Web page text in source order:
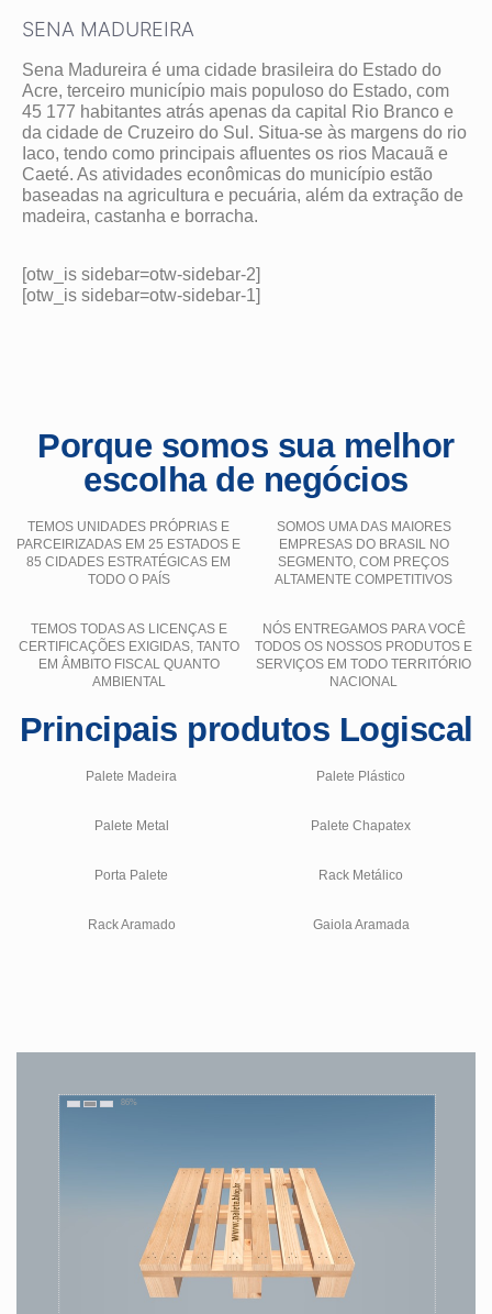
SENA MADUREIRA
Sena Madureira é uma cidade brasileira do Estado do
Acre, terceiro município mais populoso do Estado, com
45 177 habitantes atrás apenas da capital Rio Branco e
da cidade de Cruzeiro do Sul. Situa-se às margens do rio
Iaco, tendo como principais afluentes os rios Macauã e
Caeté. As atividades econômicas do município estão
baseadas na agricultura e pecuária, além da extração de
madeira, castanha e borracha.
[otw_is sidebar=otw-sidebar-2]
[otw_is sidebar=otw-sidebar-1]
Porque somos sua melhor
escolha de negócios
TEMOS UNIDADES PRÓPRIAS E
PARCEIRIZADAS EM 25 ESTADOS E
85 CIDADES ESTRATÉGICAS EM
TODO O PAÍS
SOMOS UMA DAS MAIORES
EMPRESAS DO BRASIL NO
SEGMENTO, COM PREÇOS
ALTAMENTE COMPETITIVOS
TEMOS TODAS AS LICENÇAS E
CERTIFICAÇÕES EXIGIDAS, TANTO
EM ÂMBITO FISCAL QUANTO
AMBIENTAL
NÓS ENTREGAMOS PARA VOCÊ
TODOS OS NOSSOS PRODUTOS E
SERVIÇOS EM TODO TERRITÓRIO
NACIONAL
Principais produtos Logiscal
Palete Madeira Palete Plástico
Palete Metal Palete Chapatex
Porta Palete Rack Metálico
Rack Aramado Gaiola Aramada